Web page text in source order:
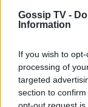
Gossip TV -
Information
If you wish to
processing of
targeted
section to
opt-out request
MEDIA
ποια σειρά θα